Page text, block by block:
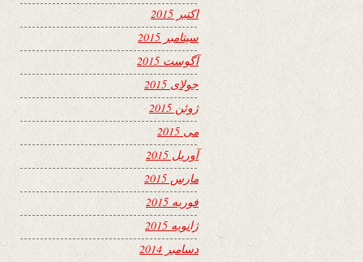
اکتبر 2015
سپتامبر 2015
آگوست 2015
جولای 2015
ژوئن 2015
می 2015
آوریل 2015
مارس 2015
فوریه 2015
ژانویه 2015
دسامبر 2014